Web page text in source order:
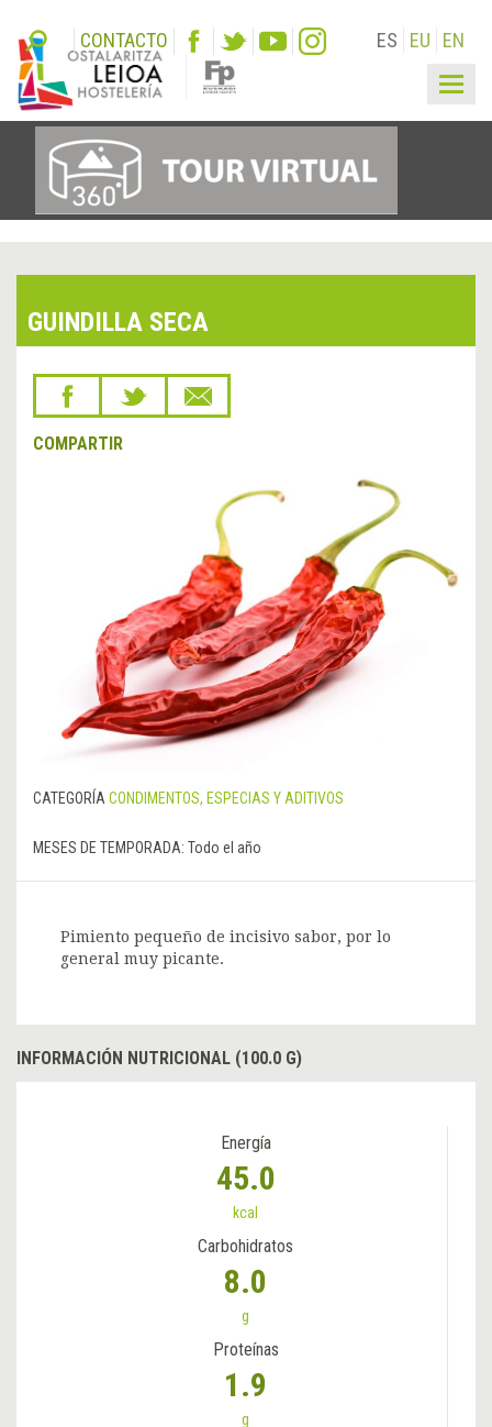
CONTACTO ES EU EN
GUINDILLA SECA
COMPARTIR
CATEGORÍACONDIMENTOS, ESPECIAS Y ADITIVOS
MESES DE TEMPORADA: Todo el año
Pimiento pequeño de incisivo sabor, por lo
general muy picante.
INFORMACIÓN NUTRICIONAL (100.0 G)
Energía
45.0
kcal
Carbohidratos
8.0
g
Proteínas
1.9
g